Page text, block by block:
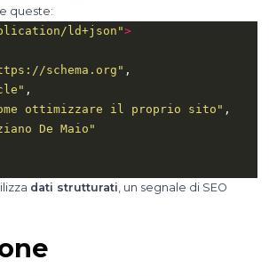
queste:
ld+json">
schema.org"
ottimizzare il proprio sito"
De Maio"
dati strutturati, un segnale di SEO